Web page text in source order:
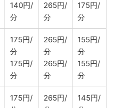
140円/
分
265円/
分
175円/
分
175円/
分
175円/
分
265円/
分
265円/
分
155円/
分
155円/
分
175円/
265円/
145円/